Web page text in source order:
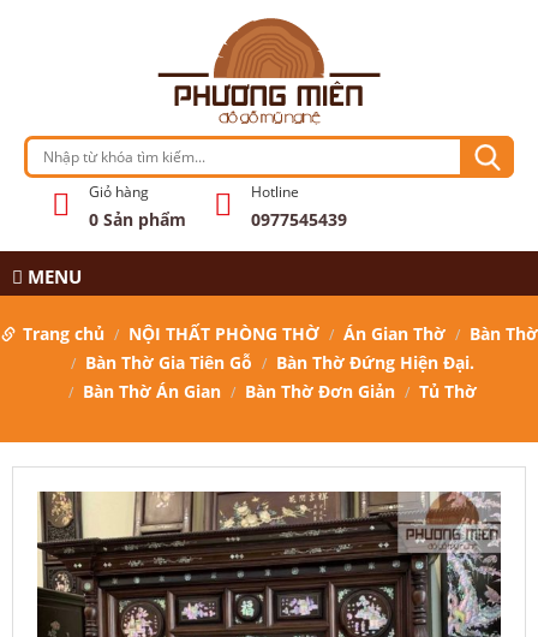
Giỏ hàng
0 Sản phẩm
Hotline
0977545439
MENU
Trang chủ NỘI THẤT PHÒNG THỜ Án Gian Thờ
Bàn Thờ
Bàn Thờ Gia Tiên Gỗ
Bàn Thờ Đứng Hiện Đại.
Bàn Thờ Án Gian
Bàn Thờ Đơn Giản Tủ Thờ